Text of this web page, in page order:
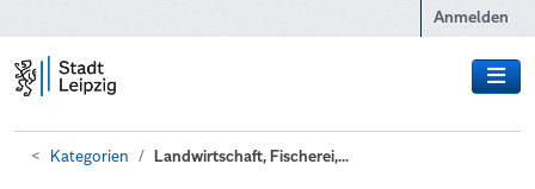
Anmelden
Kategorien Landwirtschaft, Fischerei,...